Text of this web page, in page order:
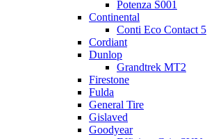
Potenza S001
Continental
Conti Eco Contact 5
Cordiant
Dunlop
Grandtrek MT2
Firestone
Fulda
General Tire
Gislaved
Goodyear